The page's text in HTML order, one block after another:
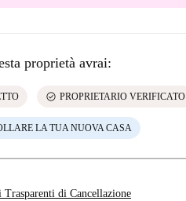
proprietà avrai:
check_circle PROPRIETARIO VERIFICATO
LA TUA NUOVA CASA
di Cancellazione